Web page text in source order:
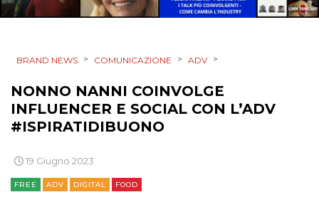
TV
DATI
RICERCHE
PREVISIONI/SCENARI
BRAND NEWS > COMUNICAZIONE > ADV >
NONNO NANNI COINVOLGE
INFLUENCER E SOCIAL CON L’ADV
#ISPIRATIDIBUONO
19 Giugno 2023
FREE ADV DIGITAL FOOD